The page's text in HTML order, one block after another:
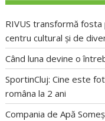
RIVUS transformă
centru cultural și de
Când luna devine o
SportinCluj: Cine este
româna la 2 ani
Compania de Apă